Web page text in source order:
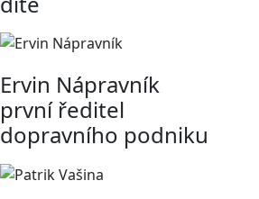
Ervin Nápravník
první ředitel
dopravního podniku